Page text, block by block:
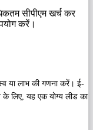
सीपीएम खर्च कर
करें।
या लाभ की गणना करें। ई-
लिए, यह एक योग्य लीड का